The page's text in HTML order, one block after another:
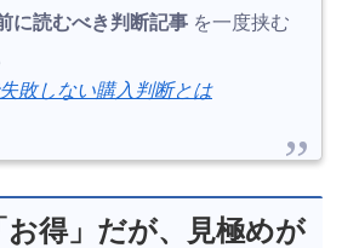
に読むべき判断記事 を一度挟む
敗しない購入判断とは
お得」だが、見極めが